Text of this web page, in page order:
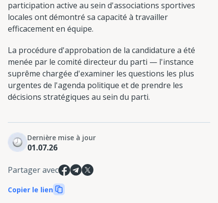
participation active au sein d'associations sportives
locales ont démontré sa capacité à travailler
efficacement en équipe.
La procédure d'approbation de la candidature a été
menée par le comité directeur du parti — l'instance
suprême chargée d'examiner les questions les plus
urgentes de l'agenda politique et de prendre les
décisions stratégiques au sein du parti.
Dernière mise à jour
01.07.26
Partager avec
Copier le lien